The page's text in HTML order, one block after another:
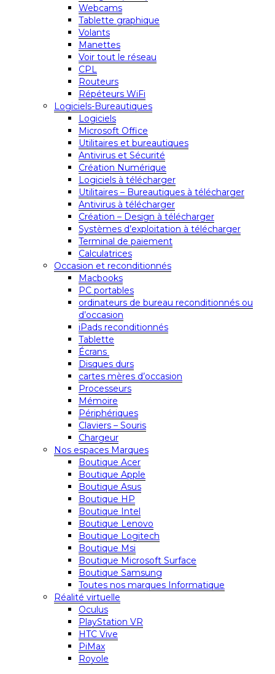
Webcams
Tablette graphique
Volants
Manettes
Voir tout le réseau
CPL
Routeurs
Répéteurs WiFi
Logiciels-Bureautiques
Logiciels
Microsoft Office
Utilitaires et bureautiques
Antivirus et Sécurité
Création Numérique
Logiciels à télécharger
Utilitaires – Bureautiques à télécharger
Antivirus à télécharger
Création – Design à télécharger
Systèmes d’exploitation à télécharger
Terminal de paiement
Calculatrices
Occasion et reconditionnés
Macbooks
PC portables
ordinateurs de bureau reconditionnés ou
d’occasion
iPads reconditionnés
Tablette
Écrans
Disques durs
cartes mères d’occasion
Processeurs
Mémoire
Périphériques
Claviers – Souris
Chargeur
Nos espaces Marques
Boutique Acer
Boutique Apple
Boutique Asus
Boutique HP
Boutique Intel
Boutique Lenovo
Boutique Logitech
Boutique Msi
Boutique Microsoft Surface
Boutique Samsung
Toutes nos marques Informatique
Réalité virtuelle
Oculus
PlayStation VR
HTC Vive
PiMax
Royole